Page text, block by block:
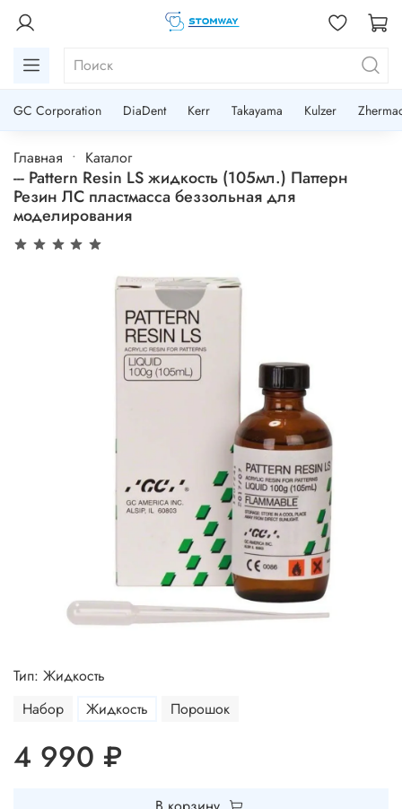
GC Corporation DiaDent Kerr Takayama Kulzer
Главная Каталог
--- Pattern Resin LS жидкость (105мл.) Паттерн
Резин ЛС пластмасса беззольная для
моделирования
Тип: Жидкость
Набор
Жидкость Порошок
4 990 ₽